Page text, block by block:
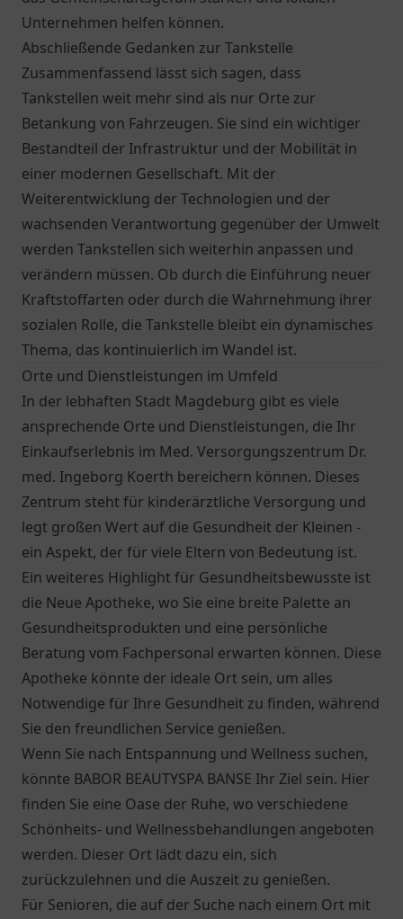
Unternehmen helfen können.
Abschließende Gedanken zur Tankstelle
Zusammenfassend lässt sich sagen, dass
Tankstellen weit mehr sind als nur Orte zur
Betankung von Fahrzeugen. Sie sind ein wichtiger
Bestandteil der Infrastruktur und der Mobilität in
einer modernen Gesellschaft. Mit der
Weiterentwicklung der Technologien und der
wachsenden Verantwortung gegenüber der Umwelt
werden Tankstellen sich weiterhin anpassen und
verändern müssen. Ob durch die Einführung neuer
Kraftstoffarten oder durch die Wahrnehmung ihrer
sozialen Rolle, die Tankstelle bleibt ein dynamisches
Thema, das kontinuierlich im Wandel ist.
Orte und Dienstleistungen im Umfeld
In der lebhaften Stadt Magdeburg gibt es viele
ansprechende Orte und Dienstleistungen, die Ihr
Einkaufserlebnis im Med. Versorgungszentrum Dr.
med. Ingeborg Koerth bereichern können. Dieses
Zentrum steht für kinderärztliche Versorgung und
legt großen Wert auf die Gesundheit der Kleinen -
ein Aspekt, der für viele Eltern von Bedeutung ist.
Ein weiteres Highlight für Gesundheitsbewusste ist
die Neue Apotheke, wo Sie eine breite Palette an
Gesundheitsprodukten und eine persönliche
Beratung vom Fachpersonal erwarten können. Diese
Apotheke könnte der ideale Ort sein, um alles
Notwendige für Ihre Gesundheit zu finden, während
Sie den freundlichen Service genießen.
Wenn Sie nach Entspannung und Wellness suchen,
könnte BABOR BEAUTYSPA BANSE Ihr Ziel sein. Hier
finden Sie eine Oase der Ruhe, wo verschiedene
Schönheits- und Wellnessbehandlungen angeboten
werden. Dieser Ort lädt dazu ein, sich
zurückzulehnen und die Auszeit zu genießen.
Für Senioren, die auf der Suche nach einem Ort mit